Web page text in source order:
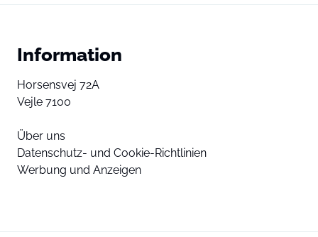
Information
Horsensvej 72A
Vejle 7100
Über uns
Datenschutz- und Cookie-Richtlinien
Werbung und Anzeigen